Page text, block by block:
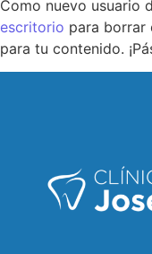
Como nuevo usuario
escritorio para borrar
para tu contenido.